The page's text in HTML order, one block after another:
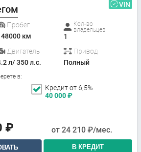
VIN
Пробег
км
Кол-во
владельцев
1
Двигатель
л/ 350 л.с.
Привод
Полный
в:
Кредит от 6,5%
40 000₽
₽ от 24 210 ₽/мес.
В КРЕДИТ